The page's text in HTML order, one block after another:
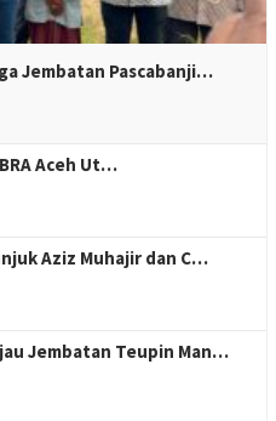
Jembatan Pascabanji…
Aceh Ut…
Aziz Muhajir dan C…
Jembatan Teupin Man…